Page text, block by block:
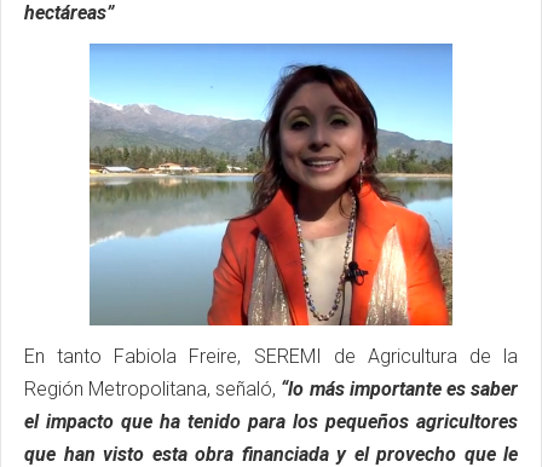
hectáreas”
En tanto Fabiola Freire, SEREMI de Agricultura de la
Región Metropolitana, señaló, “lo más importante es saber
el impacto que ha tenido para los pequeños agricultores
que han visto esta obra financiada y el provecho que le